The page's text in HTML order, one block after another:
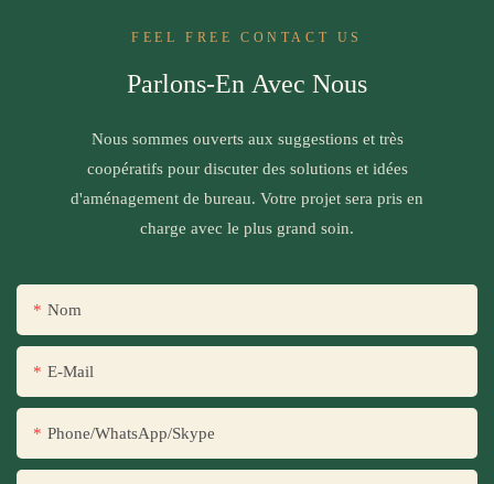
FEEL FREE CONTACT US
Parlons-En Avec Nous
Nous sommes ouverts aux suggestions et très
coopératifs pour discuter des solutions et idées
d'aménagement de bureau. Votre projet sera pris en
charge avec le plus grand soin.
Nom
E-Mail
Phone/WhatsApp/Skype